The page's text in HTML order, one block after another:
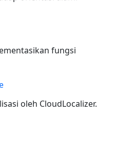
fungsi
oleh CloudLocalizer.